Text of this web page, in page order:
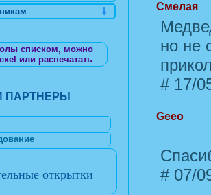
Смелая
но не
#17/
Geeo
#07/
списком, можно
или распечатать
ПАРТНЕРЫ
открытки